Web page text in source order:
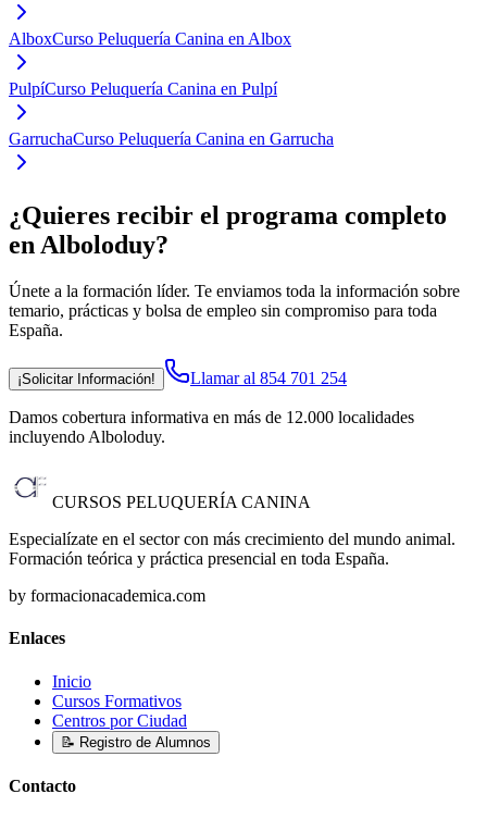
AlboxCurso Peluquería Canina en Albox
PulpíCurso Peluquería Canina en Pulpí
GarruchaCurso Peluquería Canina en Garrucha
¿Quieres recibir el programa completo
en Alboloduy?
Únete a la formación líder. Te enviamos toda la información sobre
temario, prácticas y bolsa de empleo sin compromiso para toda
España.
¡Solicitar Información! Llamar al 854 701 254
Damos cobertura informativa en más de 12.000 localidades
incluyendo Alboloduy.
CURSOS PELUQUERÍA CANINA
Especialízate en el sector con más crecimiento del mundo animal.
Formación teórica y práctica presencial en toda España.
by formacionacademica.com
Enlaces
Inicio
Cursos Formativos
Centros por Ciudad
📝 Registro de Alumnos
Contacto